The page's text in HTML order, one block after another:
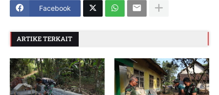
Facebook
ARTIKE TERKAIT